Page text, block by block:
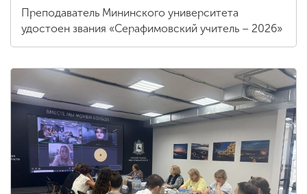
Преподаватель Мининского университета
удостоен звания «Серафимовский учитель – 2026»